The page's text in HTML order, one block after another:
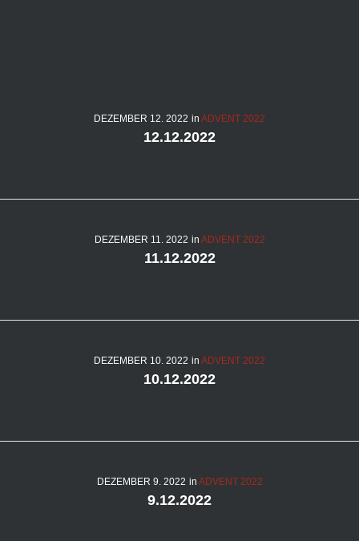
DEZEMBER 12. 2022 in ADVENT 2022
12.12.2022
DEZEMBER 11. 2022 in ADVENT 2022
11.12.2022
DEZEMBER 10. 2022 in ADVENT 2022
10.12.2022
DEZEMBER 9. 2022 in ADVENT 2022
9.12.2022